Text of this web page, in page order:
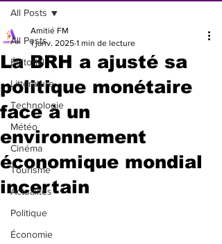
All Posts
Éditorial
Littérature
Technologie
Météo
Cinéma
Tourisme
Actualités
Politique
Économie
All Posts
La BRH a ajusté sa
politique monétaire
face à un
environnement
économique mondial
incertain
Amitié FM
1 janv. 2025 1 min de lecture